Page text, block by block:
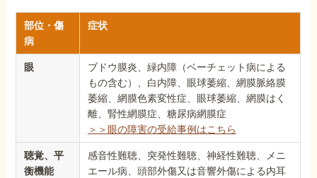
部位・傷
病
症状
眼
ブドウ膜炎、緑内障（ベーチェット病による
もの含む）、白内障、眼球萎縮、網膜脈絡膜
萎縮、網膜色素変性症、眼球萎縮、網膜はく
離、腎性網膜症、糖尿病網膜症
＞＞眼の障害の受給事例はこちら
聴覚、平
衡機能
感音性難聴、突発性難聴、神経性難聴、メニ
エール病、頭部外傷又は音響外傷による内耳